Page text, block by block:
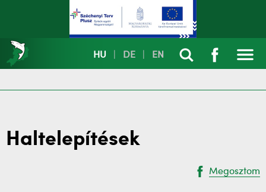
HU DE EN
Haltelepítések
Megosztom